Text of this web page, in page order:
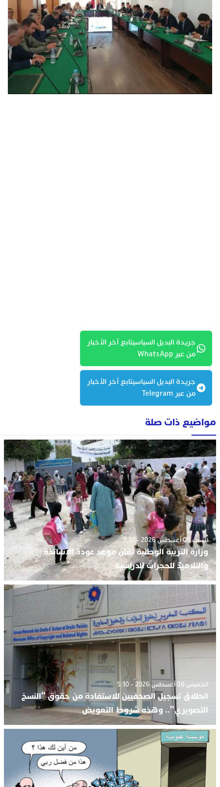
جريدة البديل السياسيتابع آخر الأخبار
من عبر WhatsApp
جريدة البديل السياسيتابع آخر الأخبار
من عبر Telegram
مواضيع ذات صلة
السبت 08 أغسطس 2026 - 2:51
وزارة التربية الوطنية تعلن موعد عودة الأساتذة
والتلاميذ للحجرات الدراسية
الخميس 06 أغسطس 2026 - 5:10
انطلاق تسجيل الصحفيين للاستفادة من حقوق “النسخ
التصويري”.. وهذه شروط التعويض